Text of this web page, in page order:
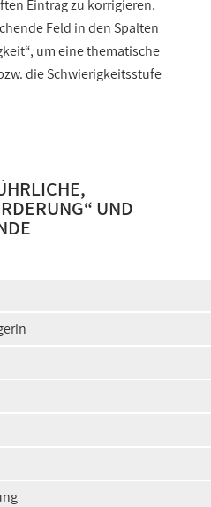
Eintrag zu korrigieren.
Feld in den Spalten
um eine thematische
die Schwierigkeitsstufe
“ UND